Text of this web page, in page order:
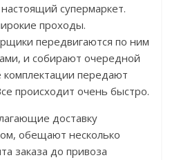
супермаркет.
проходы.
передвигаются по ним
и собирают очередной
комплектации передают
происходит очень быстро.
доставку
обещают несколько
заказа до привоза